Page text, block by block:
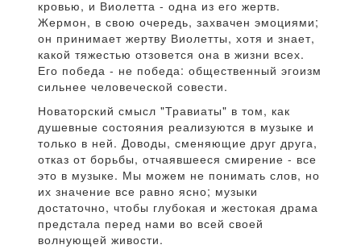
кровью, и Виолетта - одна из его жертв.
Жермон, в свою очередь, захвачен эмоциями;
он принимает жертву Виолетты, хотя и знает,
какой тяжестью отзовется она в жизни всех.
Его победа - не победа: общественный эгоизм
сильнее человеческой совести.
Новаторский смысл "Травиаты" в том, как
душевные состояния реализуются в музыке и
только в ней. Доводы, сменяющие друг друга,
отказ от борьбы, отчаявшееся смирение - все
это в музыке. Мы можем не понимать слов, но
их значение все равно ясно; музыки
достаточно, чтобы глубокая и жестокая драма
предстала перед нами во всей своей
волнующей живости.